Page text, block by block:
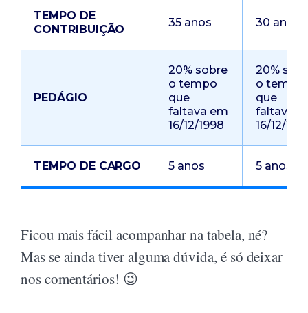
TEMPO DE
CONTRIBUIÇÃO
35 anos 30 anos
PEDÁGIO
20% sobre
o tempo
que
faltava em
16/12/1998
20%
o tempo
que
faltava
16/12/
TEMPO DE CARGO 5 anos 5 anos
Ficou mais fácil acompanhar na tabela, né?
Mas se ainda tiver alguma dúvida, é só deixar
nos comentários! 😉